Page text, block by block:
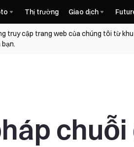
Thị trường Giao dịch
truy cập trang web của chúng tôi từ